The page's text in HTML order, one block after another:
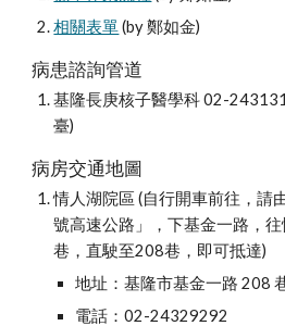
相關表單 (by 鄭如金)
病患諮詢管道
基隆長庚核子醫學科 02-
臺)
病房交通地圖
情人湖院區 (自行開車前往，請
號高速公路」，下基金一路，
巷，直駛至208巷，即可抵達)
地址：基隆市基金一路 208
電話：02-24329292